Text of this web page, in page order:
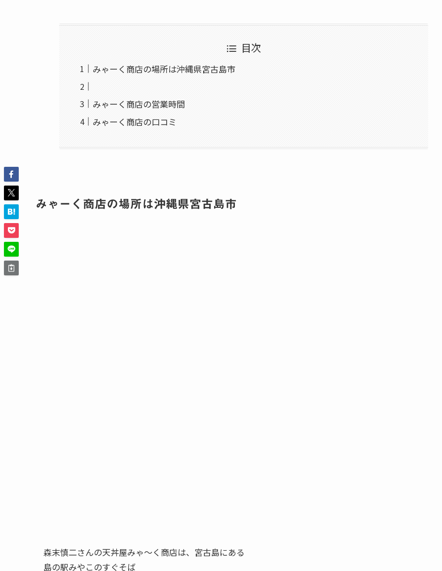
目次
みゃーく商店の場所は沖縄県宮古島市
みゃーく商店の営業時間
みゃーく商店の口コミ
みゃーく商店の場所は沖縄県宮古島市
森末慎二さんの天丼屋みゃ～く商店は、宮古島にある
島の駅みやこのすぐそば